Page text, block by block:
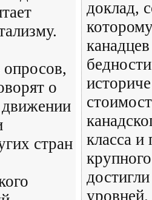
опросов,
о
стран
доклад,
класса